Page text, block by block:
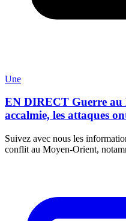
Une
EN DIRECT Guerre au
accalmie, les attaques
Suivez avec nous les
conflit au Moyen-Orient,